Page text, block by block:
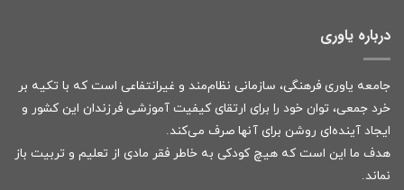
درباره یاوری
جامعه یاوری فرهنگی، سازمانی نظام‌مند و غیرانتفاعی است که با تکیه بر
خرد جمعی، توان خود را برای ارتقای کیفیت آموزشی فرزندان این کشور و
ایجاد آینده‌ای روشن برای آنها صرف می‌کند.
هدف ما این است که هیچ کودکی به خاطر فقر مادی از تعلیم و تربیت باز
نماند.